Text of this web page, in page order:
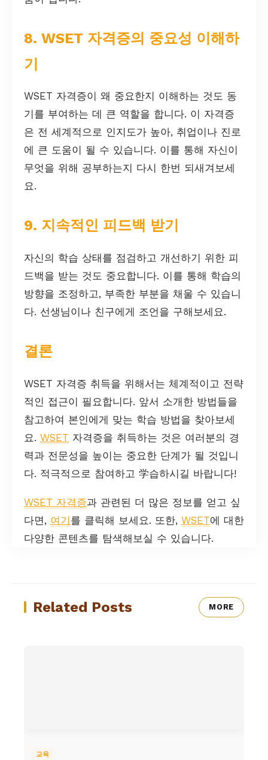
8. WSET 자격증의 중요성 이해하
기
WSET 자격증이 왜 중요한지 이해하는 것도 동
기를 부여하는 데 큰 역할을 합니다. 이 자격증
은 전 세계적으로 인지도가 높아, 취업이나 진로
에 큰 도움이 될 수 있습니다. 이를 통해 자신이
무엇을 위해 공부하는지 다시 한번 되새겨보세
요.
9. 지속적인 피드백 받기
자신의 학습 상태를 점검하고 개선하기 위한 피
드백을 받는 것도 중요합니다. 이를 통해 학습의
방향을 조정하고, 부족한 부분을 채울 수 있습니
다. 선생님이나 친구에게 조언을 구해보세요.
결론
WSET 자격증 취득을 위해서는 체계적이고 전략
적인 접근이 필요합니다. 앞서 소개한 방법들을
참고하여 본인에게 맞는 학습 방법을 찾아보세
요. WSET 자격증을 취득하는 것은 여러분의 경
력과 전문성을 높이는 중요한 단계가 될 것입니
다. 적극적으로 참여하고 学습하시길 바랍니다!
WSET 자격증과 관련된 더 많은 정보를 얻고 싶
다면, 여기를 클릭해 보세요. 또한, WSET에 대한
다양한 콘텐츠를 탐색해보실 수 있습니다.
Related Posts MORE
교육